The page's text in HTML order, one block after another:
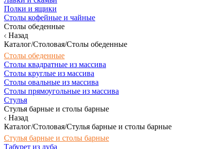
Полки и ящики
Столы кофейные и чайные
Столы обеденные
Назад
Каталог/Столовая/Столы обеденные
Столы обеденные
Столы квадратные из массива
Столы круглые из массива
Столы овальные из массива
Столы прямоугольные из массива
Стулья
Стулья барные и столы барные
Назад
Каталог/Столовая/Стулья барные и столы барные
Стулья барные и столы барные
Табурет из дуба